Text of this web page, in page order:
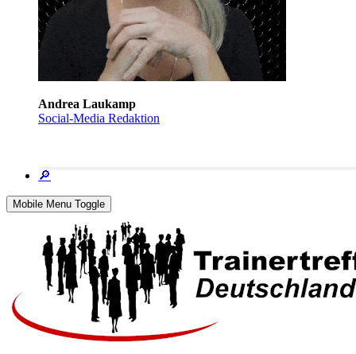
Andrea Laukamp
Social-Media Redaktion
🔎
Mobile Menu Toggle